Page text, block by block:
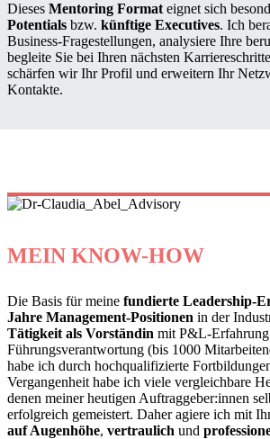
Dieses Mentoring Format eignet sich
Potentials bzw. künftige Executives. Ich
Business-Fragestellungen, analysiere Ihre
begleite Sie bei Ihren nächsten
schärfen wir Ihr Profil und erweitern Ihr
Kontakte.
MEIN KNOW-HOW
Die Basis für meine fundierte Leadership-
Jahre Management-Positionen in der
Tätigkeit als Vorständin mit P&L-
Führungsverantwortung (bis 1000
habe ich durch hochqualifizierte
Vergangenheit habe ich viele vergleichbare
denen meiner heutigen Auftraggeber:innen
erfolgreich gemeistert. Daher agiere ich mit
auf Augenhöhe, vertraulich und